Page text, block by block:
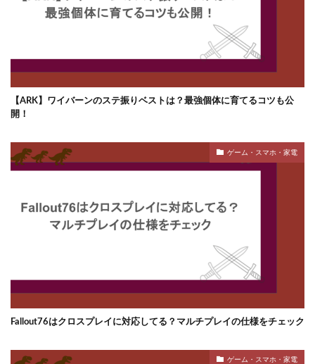
【ARK】ワイバーンのステ振りベストは？最強個体に育てるコツも公
開！
ゲーム・スマホ・家電
Fallout76はクロスプレイに対応してる？マルチプレイの仕様をチェック
ゲーム・スマホ・家電